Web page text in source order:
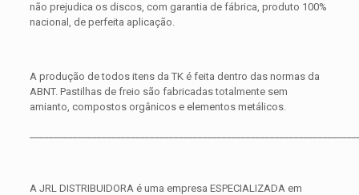
não prejudica os discos, com garantia de fábrica, produto 100%
nacional, de perfeita aplicação.
A produção de todos itens da TK é feita dentro das normas da
ABNT. Pastilhas de freio são fabricadas totalmente sem
amianto, compostos orgânicos e elementos metálicos.
A JRL DISTRIBUIDORA é uma empresa ESPECIALIZADA em